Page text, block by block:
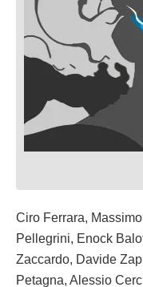
Ciro Ferrara,
Pellegrini, Enock
Zaccardo, Davide
Petagna, Alessio